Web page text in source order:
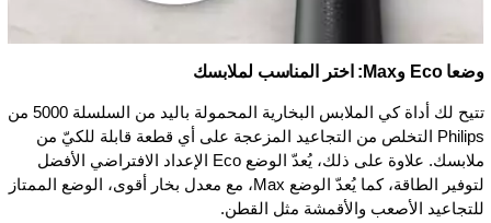
وضعا Eco وMax: اختر المناسب لملابسك
تتيح لك أداة كي الملابس البخارية المحمولة باليد من السلسلة 5000 من
Philips التخلص من التجاعيد المزعجة على أي قطعة قابلة للكيّ من
ملابسك. علاوة على ذلك، يُعدّ الوضع Eco الإعداد الافتراضي الأفضل
لتوفير الطاقة، كما يُعدّ الوضع Max، مع معدل بخار أقوى، الوضع الممتاز
للتجاعيد الأصعب والأقمشة مثل القطن.